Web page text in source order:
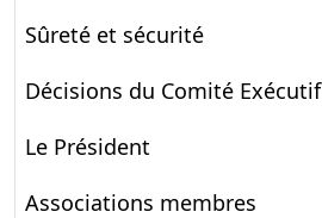
Sûreté et sécurité
Décisions du Comité Exécutif
Le Président
Associations membres